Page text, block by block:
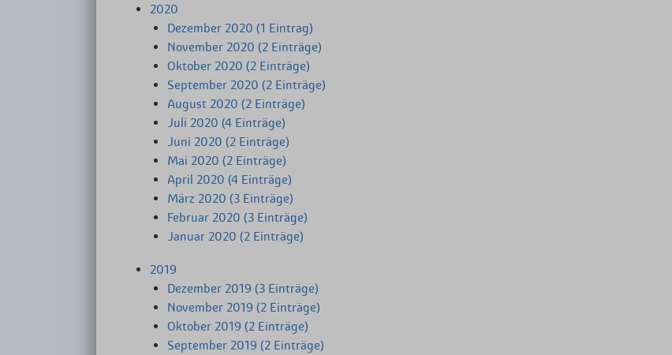
2020
Dezember 2020 (1 Eintrag)
November 2020 (2 Einträge)
Oktober 2020 (2 Einträge)
September 2020 (2 Einträge)
August 2020 (2 Einträge)
Juli 2020 (4 Einträge)
Juni 2020 (2 Einträge)
Mai 2020 (2 Einträge)
April 2020 (4 Einträge)
März 2020 (3 Einträge)
Februar 2020 (3 Einträge)
Januar 2020 (2 Einträge)
2019
Dezember 2019 (3 Einträge)
November 2019 (2 Einträge)
Oktober 2019 (2 Einträge)
September 2019 (2 Einträge)